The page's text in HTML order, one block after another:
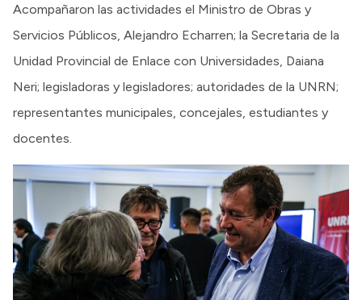
Acompañaron las actividades el Ministro de Obras y
Servicios Públicos, Alejandro Echarren; la Secretaria de la
Unidad Provincial de Enlace con Universidades, Daiana
Neri; legisladoras y legisladores; autoridades de la UNRN;
representantes municipales, concejales, estudiantes y
docentes.